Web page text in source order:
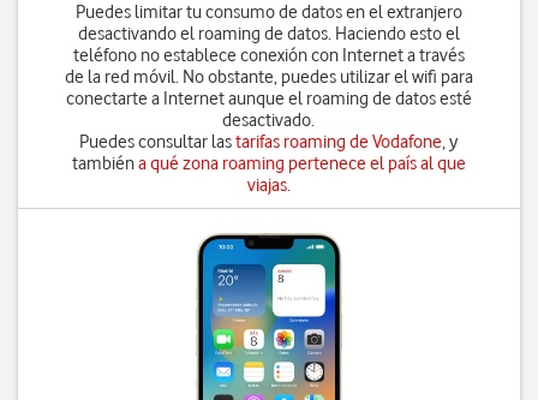
Puedes limitar tu consumo de datos en el extranjero
desactivando el roaming de datos. Haciendo esto el
teléfono no establece conexión con Internet a través
de la red móvil. No obstante, puedes utilizar el wifi para
conectarte a Internet aunque el roaming de datos esté
desactivado.
Puedes consultar lastarifas roaming de Vodafone, y
tambiéna qué zona roaming pertenece el país al que
viajas.